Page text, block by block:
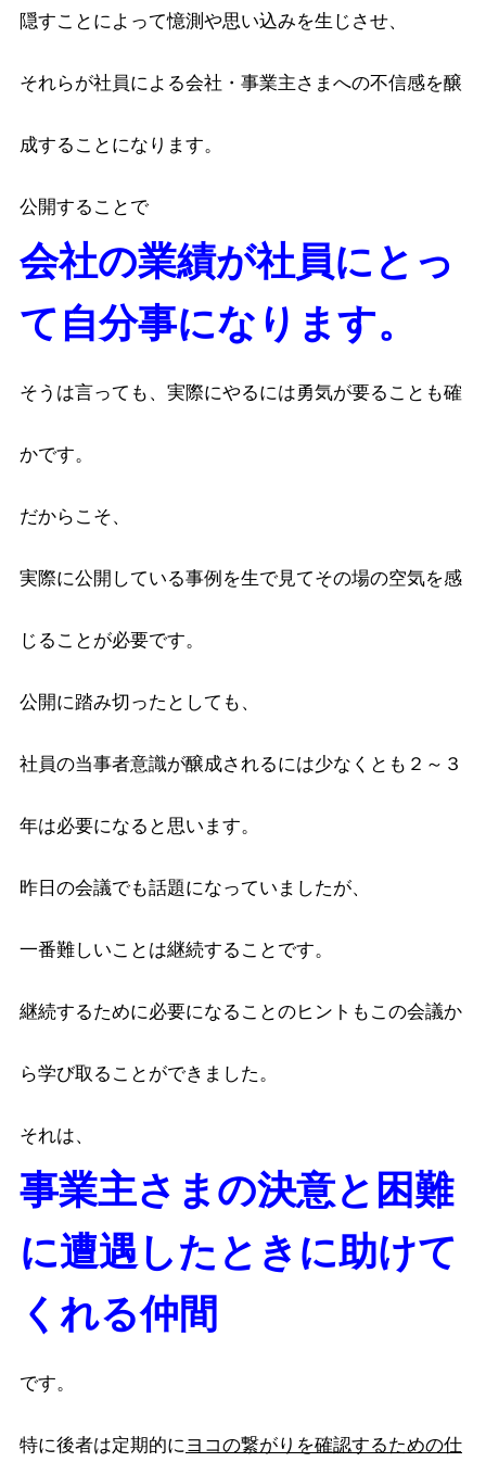
隠すことによって憶測や思い込みを生じさせ、
それらが社員による会社・事業主さまへの不信感を醸
成することになります。
公開することで
会社の業績が社員にとっ
て自分事になります。
そうは言っても、実際にやるには勇気が要ることも確
かです。
だからこそ、
実際に公開している事例を生で見てその場の空気を感
じることが必要です。
公開に踏み切ったとしても、
社員の当事者意識が醸成されるには少なくとも２～３
年は必要になると思います。
昨日の会議でも話題になっていましたが、
一番難しいことは継続することです。
継続するために必要になることのヒントもこの会議か
ら学び取ることができました。
それは、
事業主さまの決意と困難
に遭遇したときに助けて
くれる仲間
です。
特に後者は定期的にヨコの繋がりを確認するための仕